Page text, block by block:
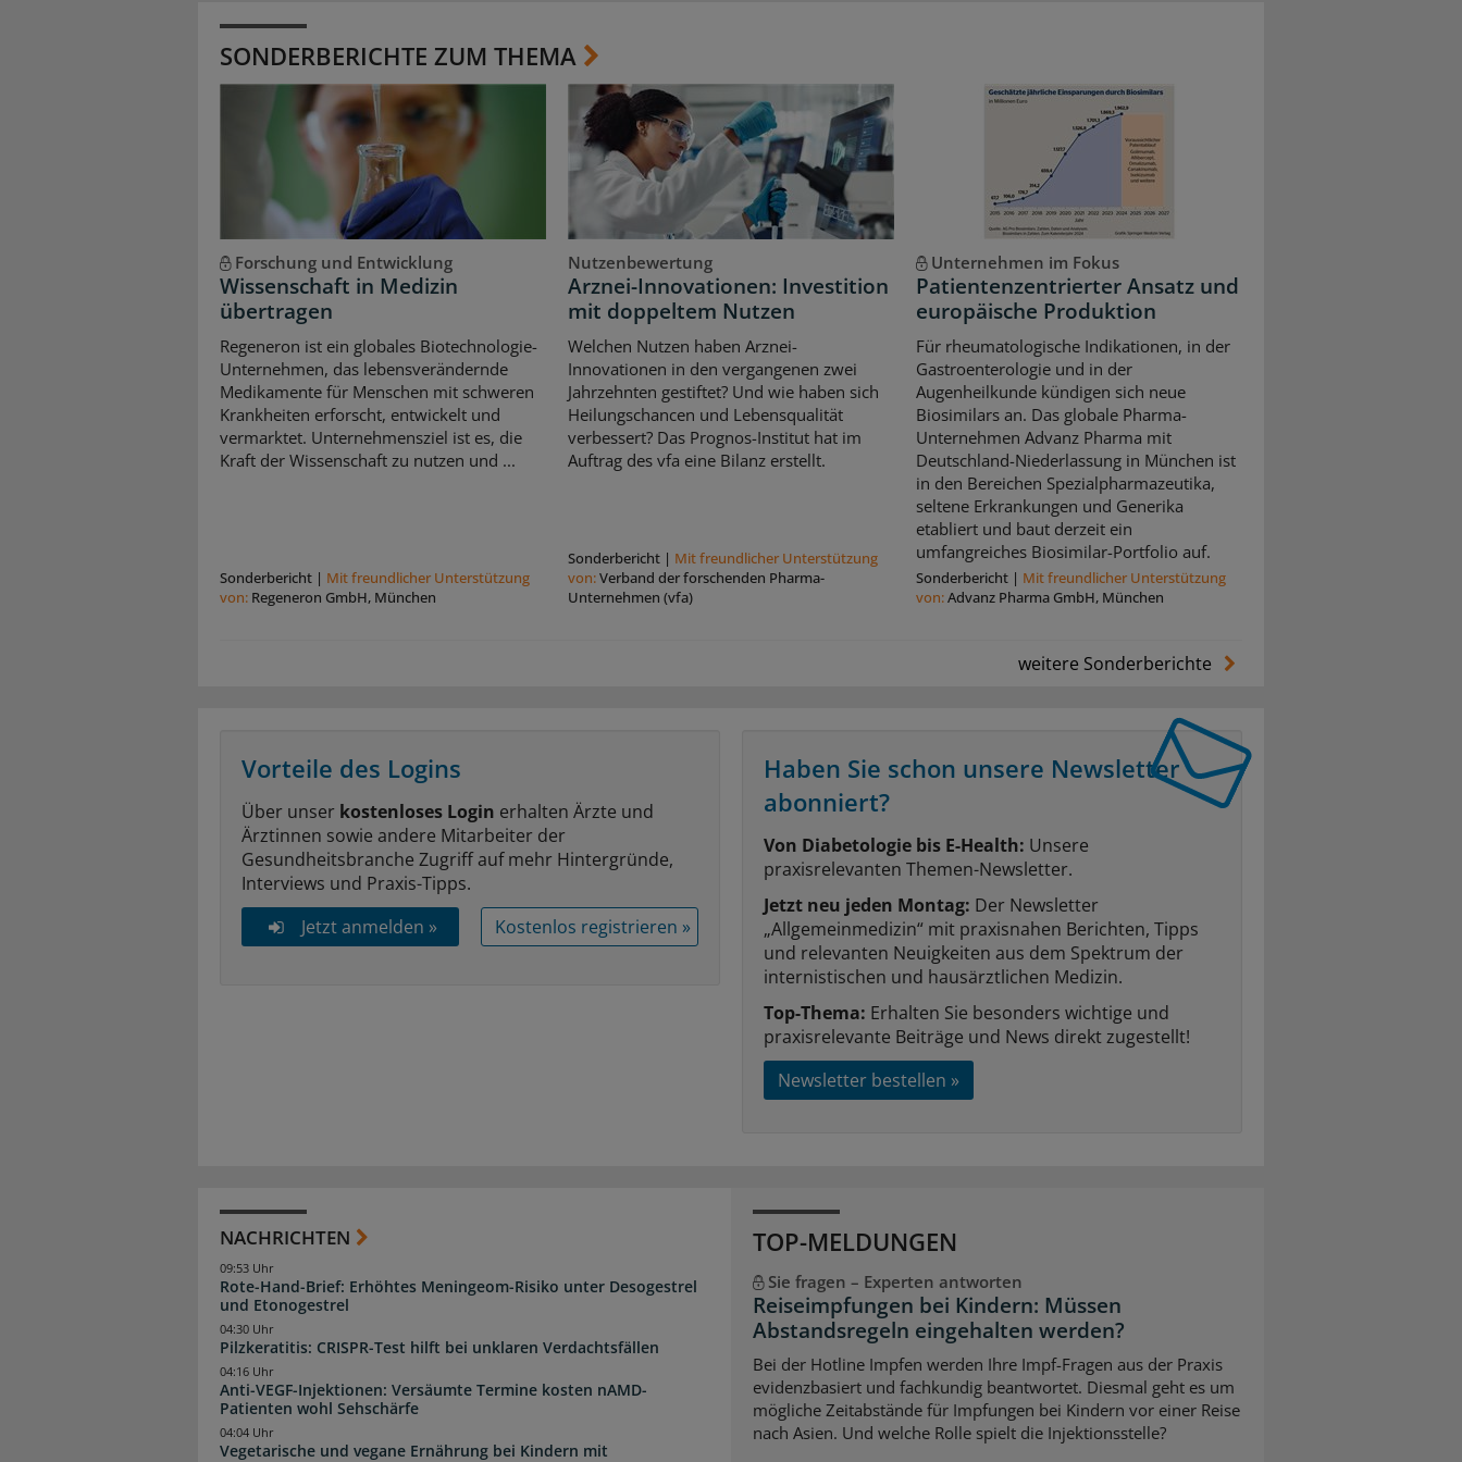
SONDERBERICHTE ZUM THEMA
Forschung und Entwicklung
Wissenschaft in Medizin
übertragen
Regeneron ist ein globales Biotechnologie-
Unternehmen, das lebensverändernde
Medikamente für Menschen mit schweren
Krankheiten erforscht, entwickelt und
vermarktet. Unternehmensziel ist es, die
Kraft der Wissenschaft zu nutzen und ...
Sonderbericht | Mit freundlicher Unterstützung
von: Regeneron GmbH, München
Nutzenbewertung
Arznei-Innovationen: Investition
mit doppeltem Nutzen
Welchen Nutzen haben Arznei-
Innovationen in den vergangenen zwei
Jahrzehnten gestiftet? Und wie haben sich
Heilungschancen und Lebensqualität
verbessert? Das Prognos-Institut hat im
Auftrag des vfa eine Bilanz erstellt.
Sonderbericht| Mit freundlicher Unterstützung
von:Verband der forschenden Pharma-
Unternehmen (vfa)
Unternehmen im Fokus
Patientenzentrierter Ansatz und
europäische Produktion
Für rheumatologische Indikationen, in der
Gastroenterologie und in der
Augenheilkunde kündigen sich neue
Biosimilars an. Das globale Pharma-
Unternehmen Advanz Pharma mit
Deutschland-Niederlassung in München ist
in den Bereichen Spezialpharmazeutika,
seltene Erkrankungen und Generika
etabliert und baut derzeit ein
umfangreiches Biosimilar-Portfolio auf.
Sonderbericht| Mit freundlicher Unterstützung
von:Advanz Pharma GmbH, München
weitere Sonderberichte
Vorteile des Logins
Über unser kostenloses Login erhalten Ärzte und
Ärztinnen sowie andere Mitarbeiter der
Gesundheitsbranche Zugriff auf mehr Hintergründe,
Interviews und Praxis-Tipps.
Jetzt anmelden »
Kostenlos registrieren »
Haben Sie schon unsere Newsletter
abonniert?
Von Diabetologie bis E-Health: Unsere
praxisrelevanten Themen-Newsletter.
Jetzt neu jeden Montag: Der Newsletter
„Allgemeinmedizin“ mit praxisnahen Berichten, Tipps
und relevanten Neuigkeiten aus dem Spektrum der
internistischen und hausärztlichen Medizin.
Top-Thema: Erhalten Sie besonders wichtige und
praxisrelevante Beiträge und News direkt zugestellt!
Newsletter bestellen »
NACHRICHTEN
Rote-Hand-Brief: Erhöhtes Meningeom-Risiko unter Desogestrel
und Etonogestrel
09:53 Uhr
Pilzkeratitis: CRISPR-Test hilft bei unklaren Verdachtsfällen
04:30 Uhr
Anti-VEGF-Injektionen: Versäumte Termine kosten nAMD-
Patienten wohl Sehschärfe
04:16 Uhr
Vegetarische und vegane Ernährung bei Kindern mit
04:04 Uhr
TOP-MELDUNGEN
Sie fragen – Experten antworten
Reiseimpfungen bei Kindern: Müssen
Abstandsregeln eingehalten werden?
Bei der Hotline Impfen werden Ihre Impf-Fragen aus der Praxis
evidenzbasiert und fachkundig beantwortet. Diesmal geht es um
mögliche Zeitabstände für Impfungen bei Kindern vor einer Reise
nach Asien. Und welche Rolle spielt die Injektionsstelle?